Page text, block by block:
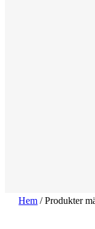
Hem / Produkter